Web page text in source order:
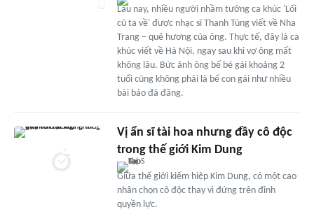
Lâu nay, nhiều người nhầm tưởng ca khúc 'Lối
cũ ta về' được nhạc sĩ Thanh Tùng viết về Nha
Trang – quê hương của ông. Thực tế, đây là ca
khúc viết về Hà Nội, ngay sau khi vợ ông mất
không lâu. Bức ảnh ông bế bé gái khoảng 2
tuổi cũng không phải là bế con gái như nhiều
bài báo đã đăng.
Vị ẩn sĩ tài hoa nhưng đầy cô độc
trong thế giới Kim Dung
Giữa thế giới kiếm hiệp Kim Dung, có một cao
nhân chọn cô độc thay vì đứng trên đỉnh
quyền lực.